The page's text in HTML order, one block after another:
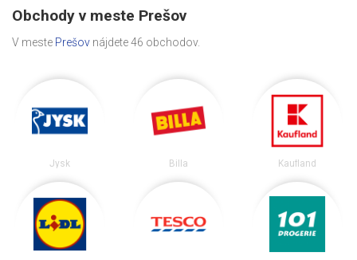
Obchody v meste Prešov
V meste Prešov nájdete 46 obchodov.
Jysk Billa Kaufland